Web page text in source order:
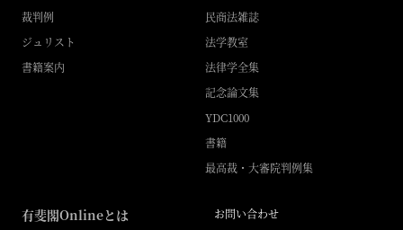
裁判例
ジュリスト
書籍案内
民商法雑誌
法学教室
法律学全集
記念論文集
YDC1000
書籍
最高裁・大審院判例集
有斐閣Onlineとは
お問い合わせ